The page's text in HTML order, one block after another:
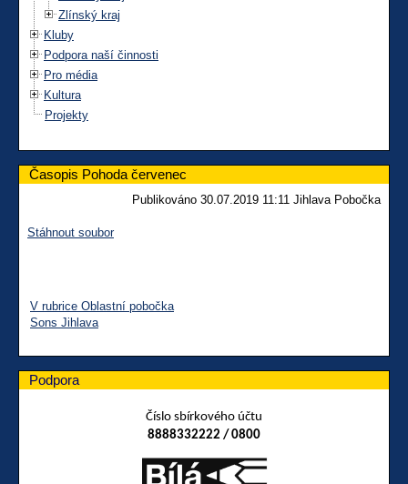
Zlínský kraj
Kluby
Podpora naší činnosti
Pro média
Kultura
Projekty
Časopis Pohoda červenec
Publikováno 30.07.2019 11:11 Jihlava Pobočka
Stáhnout soubor
V rubrice Oblastní pobočka
Sons Jihlava
Podpora
Číslo sbírkového účtu
8888332222 / 0800